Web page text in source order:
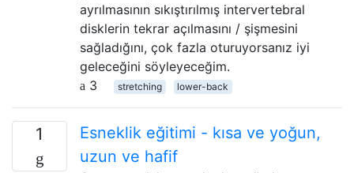
ayrılmasının sıkıştırılmış intervertebral
disklerin tekrar açılmasını / şişmesini
sağladığını, çok fazla oturuyorsanız iyi
geleceğini söyleyeceğim.
3
stretching lower-back
1
Esneklik eğitimi - kısa ve yoğun,
uzun ve hafif